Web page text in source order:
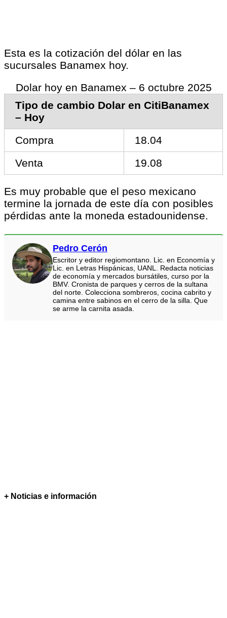
Esta es la cotización del dólar en las
sucursales Banamex hoy.
Dolar hoy en Banamex – 6 octubre 2025
Tipo de cambio Dolar en CitiBanamex
– Hoy
Compra
18.04
Venta
19.08
Es muy probable que el peso mexicano
termine la jornada de este día con posibles
pérdidas ante la moneda estadounidense.
Pedro Cerón
Escritor y editor regiomontano. Lic. en Economía y
Lic. en Letras Hispánicas, UANL. Redacta noticias
de economía y mercados bursátiles, curso por la
BMV. Cronista de parques y cerros de la sultana
del norte. Colecciona sombreros, cocina cabrito y
camina entre sabinos en el cerro de la silla. Que
se arme la carnita asada.
+ Noticias e información